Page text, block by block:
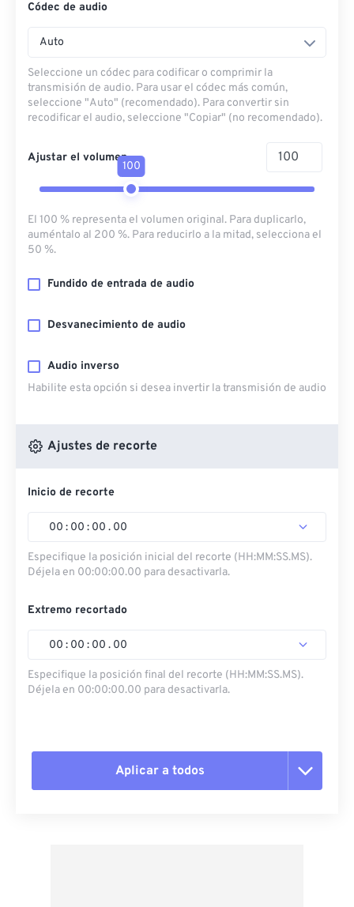
Desde URL
Códec de audio
Auto
Seleccione un códec para codificar o comprimir la
transmisión de audio. Para usar el códec más común,
seleccione "Auto" (recomendado). Para convertir sin
recodificar el audio, seleccione "Copiar" (no recomendado).
Ajustar el volumen
100
El 100 % representa el volumen original. Para duplicarlo,
auméntalo al 200 %. Para reducirlo a la mitad, selecciona el
50 %.
Fundido de entrada de audio
Desvanecimiento de audio
Audio inverso
Habilite esta opción si desea invertir la transmisión de audio
Ajustes de recorte
Inicio de recorte
00 : 00 : 00 . 00
Especifique la posición inicial del recorte (HH:MM:SS.MS).
Déjela en 00:00:00.00 para desactivarla.
Extremo recortado
00 : 00 : 00 . 00
Especifique la posición final del recorte (HH:MM:SS.MS).
Déjela en 00:00:00.00 para desactivarla.
Aplicar a todos